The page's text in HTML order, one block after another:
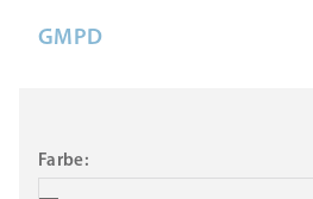
GMPD
Farbe: